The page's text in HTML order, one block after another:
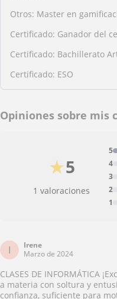
Otros: Master en
Certificado: Ganador del
Certificado: Bachillerato
Certificado: ESO
Opiniones sobre mis
5
★
1 valoraciones
1
2
3
4
5
I
Irene
Marzo de 2024
CLASES DE INFORMÁTICA
a materia con soltura y
confianza, suficiente para